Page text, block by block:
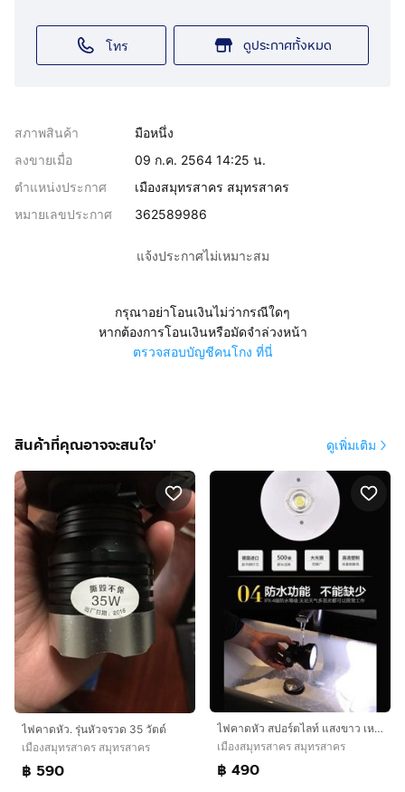
โทร ดูประกาศทั้งหมด
สภาพสินค้า
มือหนึ่ง
ลงขายเมื่อ
09 ก.ค. 2564 14:25 น.
ตำแหน่งประกาศ
เมืองสมุทรสาคร สมุทรสาคร
หมายเลขประกาศ
362589986
แจ้งประกาศไม่เหมาะสม
กรุณาอย่าโอนเงินไม่ว่ากรณีใดๆ
หากต้องการโอนเงินหรือมัดจำล่วงหน้า
ตรวจสอบบัญชีคนโกง ที่นี่
สินค้าที่คุณอาจจะสนใจ' ดูเพิ่มเติม
ไฟคาดหัว. รุ่นหัวจรวด 35 วัตต์
เมืองสมุทรสาคร สมุทรสาคร
฿ 590
ไฟคาดหัว สปอร์ตไลท์ แสงขาว เหลืองส้ม น้ำเงินม่วง
เมืองสมุทรสาคร สมุทรสาคร
฿ 490